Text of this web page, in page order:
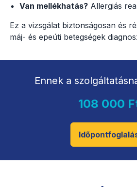
Van mellékhatás? Allergiás
Ez a vizsgálat biztonságosan és
máj- és epeúti betegségek
Ennek a
108 000